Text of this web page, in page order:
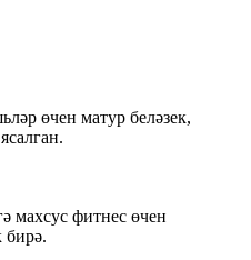
өчен матур беләзек,
махсус фитнес өчен
бирә.